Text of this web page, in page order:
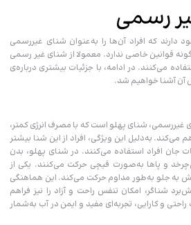
رسمی
دارند که افراد آن‌ها را به‌عنوان شنای غیررسمی
قوانین خاصی ندارد. معمولا از شنای غیر رسمی
می‌کنند. در ادامه، با جزئیات بیشتری درباره‌ی
آشنا خواهیم شد.
غیررسمی، شنای پهلو است که با مصرف انرژی کمتر،
می‌کند. به‌دلیل این ویژگی، افراد از این شنا بیشتر
جان افراد استفاده می‌کنند. در شنای پهلو، بدن
و پاها به‌صورت قیچی حرکت می‌کنند. یکی از
به جلو به‌طور مداوم حرکت می‌کند. این هماهنگی
شناگر، امکان تنفس راحت و آزاد را نیز فراهم
و کارایی، تجربه‌ای مفید و ایمن در آب به‌شمار